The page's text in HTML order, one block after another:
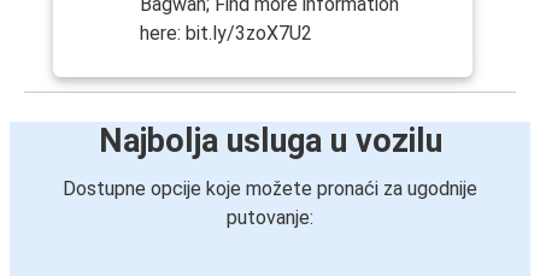
here: bit.ly/3zoX7U2
Najbolja usluga u vozilu
Dostupne opcije koje možete pronaći za ugodnije
putovanje: